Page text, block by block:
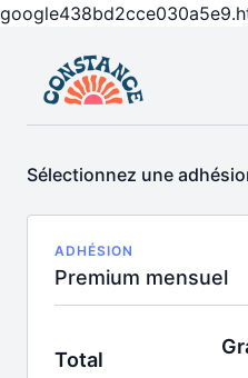
Sélectionnez une
ADHÉSION
Premium mensuel
Total